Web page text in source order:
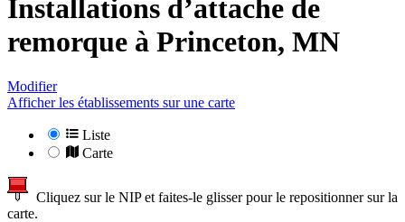
Installations d’attache de
remorque à Princeton, MN
Modifier
Afficher les établissements sur une carte
Liste
Carte
Cliquez sur le NIP et faites-le glisser pour le repositionner sur la
carte.